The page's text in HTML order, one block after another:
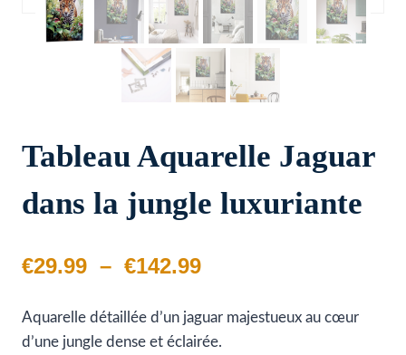
Tableau Aquarelle Jaguar
dans la jungle luxuriante
€29.99 – €142.99Plage
prix :
Aquarelle détaillée d’un jaguar majestueux au cœur
d’une jungle dense et éclairée.